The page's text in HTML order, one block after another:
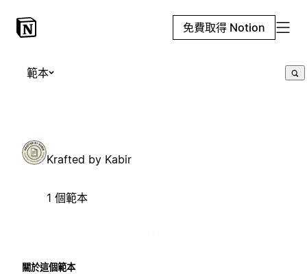
免費取得 Notion
範本
Krafted by Kabir
1 個範本
關於這個範本